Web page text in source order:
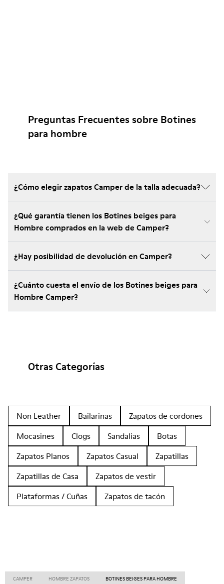
Preguntas Frecuentes sobre Botines
para hombre
¿Cómo elegir zapatos Camper de la talla adecuada?
¿Qué garantía tienen los Botines beiges para
Hombre comprados en la web de Camper?
¿Hay posibilidad de devolución en Camper?
¿Cuánto cuesta el envío de los Botines beiges para
Hombre Camper?
Otras Categorías
Non Leather Bailarinas
Zapatos de cordones
Mocasines
Clogs Sandalias
Botas
Zapatos Planos
Zapatos Casual
Zapatillas
Zapatillas de Casa
Zapatos de vestir
Plataformas / Cuñas
Zapatos de tacón
CAMPER HOMBRE ZAPATOS BOTINES BEIGES PARA HOMBRE